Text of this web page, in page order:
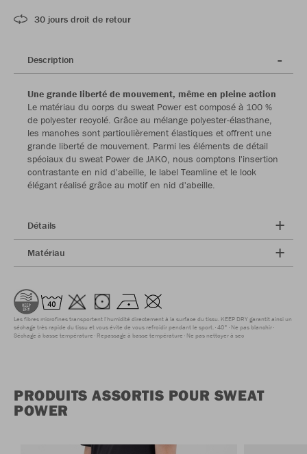
30 jours droit de retour
Description
Une grande liberté de mouvement, même en pleine action
Le matériau du corps du sweat Power est composé à 100 %
de polyester recyclé. Grâce au mélange polyester-élasthane,
les manches sont particulièrement élastiques et offrent une
grande liberté de mouvement. Parmi les éléments de détail
spéciaux du sweat Power de JAKO, nous comptons l'insertion
contrastante en nid d'abeille, le label Teamline et le look
élégant réalisé grâce au motif en nid d'abeille.
Détails
Matériau
Les fibres microfines transportent l'humidité directement à la surface du tissu. KEEP DRY garantit ainsi un
séchage très rapide du tissu et vous évite de vous refroidir pendant le sport. 40° Ne pas blanchir
Séchage à basse température Repassage à basse température Ne pas nettoyer à sec
PRODUITS ASSORTIS POUR SWEAT
POWER